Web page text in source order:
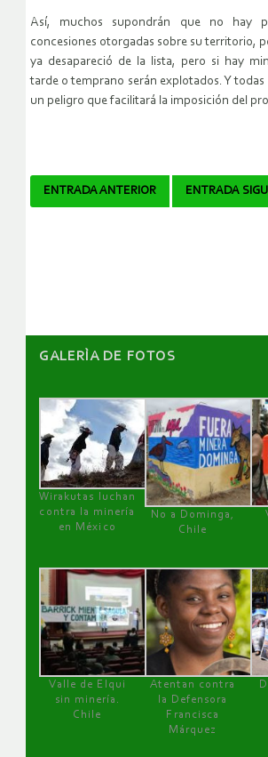
Así, muchos supondrán que no hay
concesiones otorgadas sobre su territorio,
ya desapareció de la lista, pero si hay
tarde o temprano serán explotados. Y todas
un peligro que facilitará la imposición del
Navegador
ENTRADA ANTERIOR ENTRADA
GALERÌA DE FOTOS
Wirakutas luchan
contra la minería
en México
No a Dominga,
Chile
Valle de Elqui
sin minería.
Chile
Atentan contra
la Defensora
Francisca
Márquez